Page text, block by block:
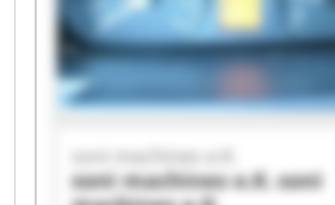
soni machines e.K.
soni machines e.K.soni